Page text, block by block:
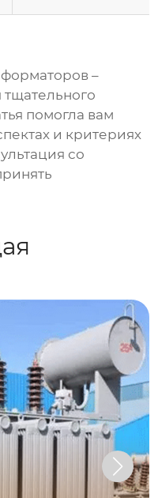
–
помогла вам
и критериях
со